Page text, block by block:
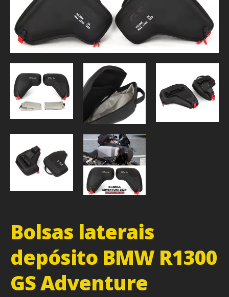
Bolsas laterais
depósito BMW R1300
GS Adventure